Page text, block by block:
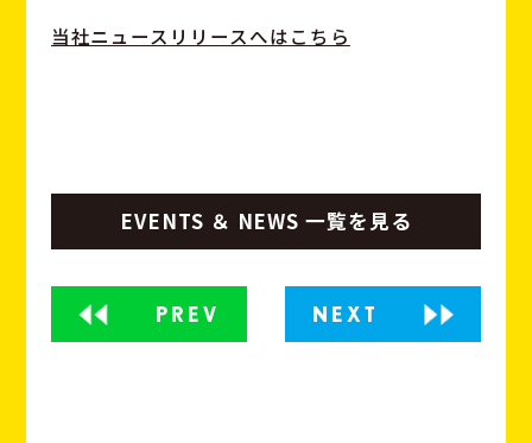
当社ニュースリリースへはこちら
PREV
EVENTS ＆ NEWS 一覧を見る
NEXT